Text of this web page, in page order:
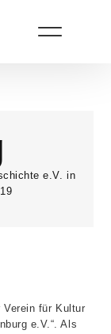
e.V. in
Verein für Kultur
e.V.“. Als